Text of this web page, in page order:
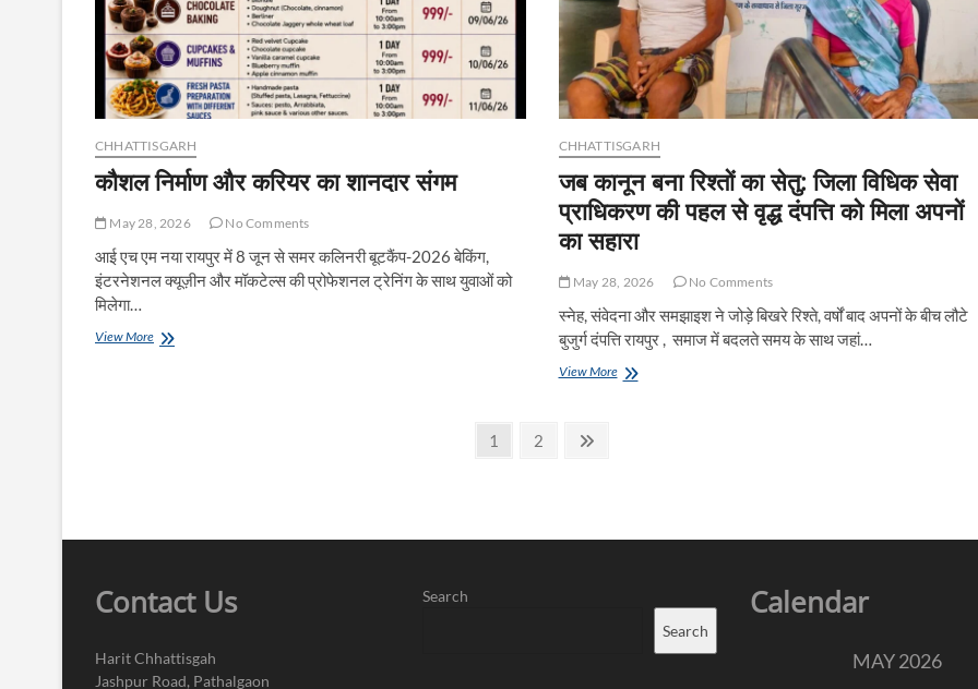
निर्माण’
की
सुरक्षा
व्यवस्था
सुदृढ़
CHHATTISGARH
कौशल निर्माण और करियर का शानदार संगम
May 28, 2026 No Comments
आई एच एम नया रायपुर में 8 जून से समर कलिनरी बूटकैंप-2026 बेकिंग,
इंटरनेशनल क्यूज़ीन और मॉकटेल्स की प्रोफेशनल ट्रेनिंग के साथ युवाओं को
मिलेगा…
View Moreकौशल
CHHATTISGARH
जब कानून बना रिश्तों का सेतु: जिला विधिक सेवा
प्राधिकरण की पहल से वृद्ध दंपत्ति को मिला अपनों
का सहारा
May 28, 2026 No Comments
स्नेह, संवेदना और समझाइश ने जोड़े बिखरे रिश्ते, वर्षों बाद अपनों के बीच लौटे
बुजुर्ग दंपत्ति रायपुर , समाज में बदलते समय के साथ जहां…
View Moreजब
Page
1 Page
2
Contact Us
Harit Chhattisgah
Jashpur Road, Pathalgaon
Search
Search
Calendar
MAY 2026